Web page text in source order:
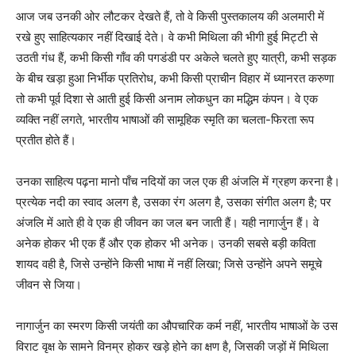
आज जब उनकी ओर लौटकर देखते हैं, तो वे किसी पुस्तकालय की अलमारी में
रखे हुए साहित्यकार नहीं दिखाई देते। वे कभी मिथिला की भीगी हुई मिट्टी से
उठती गंध हैं, कभी किसी गाँव की पगडंडी पर अकेले चलते हुए यात्री, कभी सड़क
के बीच खड़ा हुआ निर्भीक प्रतिरोध, कभी किसी प्राचीन विहार में ध्यानरत करुणा
तो कभी पूर्व दिशा से आती हुई किसी अनाम लोकधुन का मद्धिम कंपन। वे एक
व्यक्ति नहीं लगते, भारतीय भाषाओं की सामूहिक स्मृति का चलता-फिरता रूप
प्रतीत होते हैं।
उनका साहित्य पढ़ना मानो पाँच नदियों का जल एक ही अंजलि में ग्रहण करना है।
प्रत्येक नदी का स्वाद अलग है, उसका रंग अलग है, उसका संगीत अलग है; पर
अंजलि में आते ही वे एक ही जीवन का जल बन जाती हैं। यही नागार्जुन हैं। वे
अनेक होकर भी एक हैं और एक होकर भी अनेक। उनकी सबसे बड़ी कविता
शायद वही है, जिसे उन्होंने किसी भाषा में नहीं लिखा; जिसे उन्होंने अपने समूचे
जीवन से जिया।
नागार्जुन का स्मरण किसी जयंती का औपचारिक कर्म नहीं, भारतीय भाषाओं के उस
विराट वृक्ष के सामने विनम्र होकर खड़े होने का क्षण है, जिसकी जड़ों में मिथिला